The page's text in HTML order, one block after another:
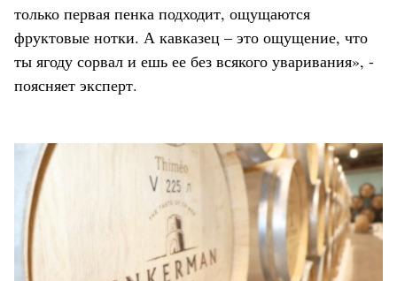
только первая пенка подходит, ощущаются
фруктовые нотки. А кавказец – это ощущение, что
ты ягоду сорвал и ешь ее без всякого уваривания», -
поясняет эксперт.